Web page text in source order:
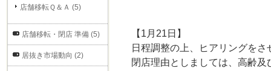
【1月21日】
日程調整の上、ヒアリングをさ
閉店理由としましては、高齢
店舗移転Ｑ＆Ａ (5)
店舗移転・閉店 準備 (5)
居抜き市場動向 (2)